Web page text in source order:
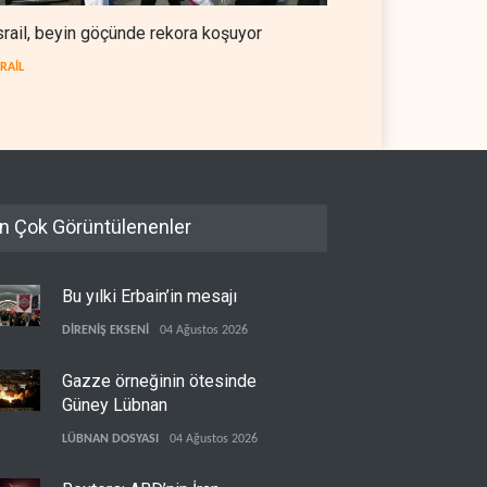
beyin göçünde rekora koşuyor
Çok Görüntülenenler
Bu yılki Erbain’in mesajı
DİRENİŞ EKSENİ 04 Ağustos 2026
Gazze örneğinin ötesinde
Güney Lübnan
LÜBNAN DOSYASI 04 Ağustos 2026